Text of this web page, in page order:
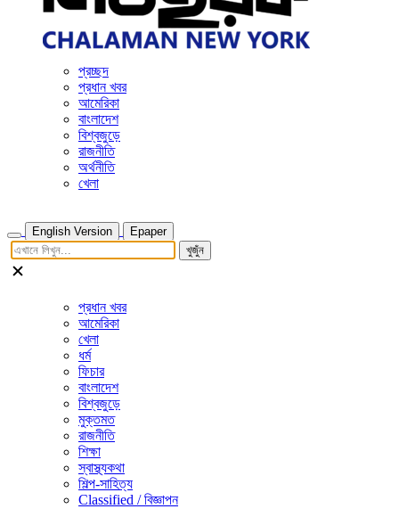
প্রচ্ছদ
প্রধান খবর
আমেরিকা
বাংলাদেশ
বিশ্বজুড়ে
রাজনীতি
অর্থনীতি
খেলা
English Version
Epaper
খুজুঁন
প্রধান খবর
আমেরিকা
খেলা
ধর্ম
ফিচার
বাংলাদেশ
বিশ্বজুড়ে
মুক্তমত
রাজনীতি
শিক্ষা
স্বাস্থ্যকথা
শিল্প-সাহিত্য
Classified / বিজ্ঞাপন